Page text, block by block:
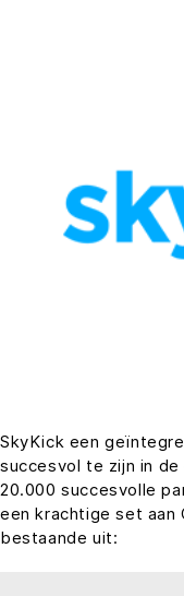
SkyKick een
succesvol te zijn in
20.000 succesvolle
een krachtige set aan
bestaande uit: